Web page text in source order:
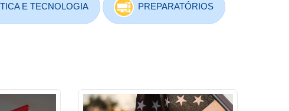
E TECNOLOGIA PREPARATÓRIOS